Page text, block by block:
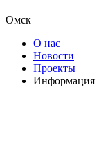
Омск
О нас
Новости
Проекты
Информация